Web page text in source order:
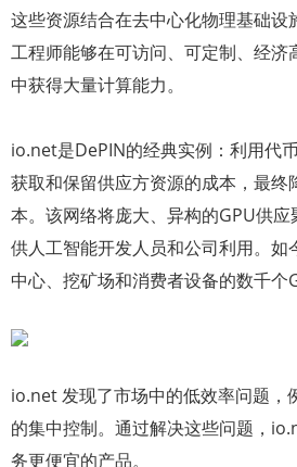
这些资源结合在去中心化物理基础设
工程师能够在可访问、可定制、经济
中获得大量计算能力。
io.net是DePIN的经典实例：利用代
获取和保留供应方资源的成本，最终
本。该网络将庞大、异构的GPU供应
供人工智能开发人员和公司利用。如
中心、挖矿场和消费者设备的数千个
io.net 发现了市场中的低效率问题，
的集中控制。通过解决这些问题，
务更便宜的产品。